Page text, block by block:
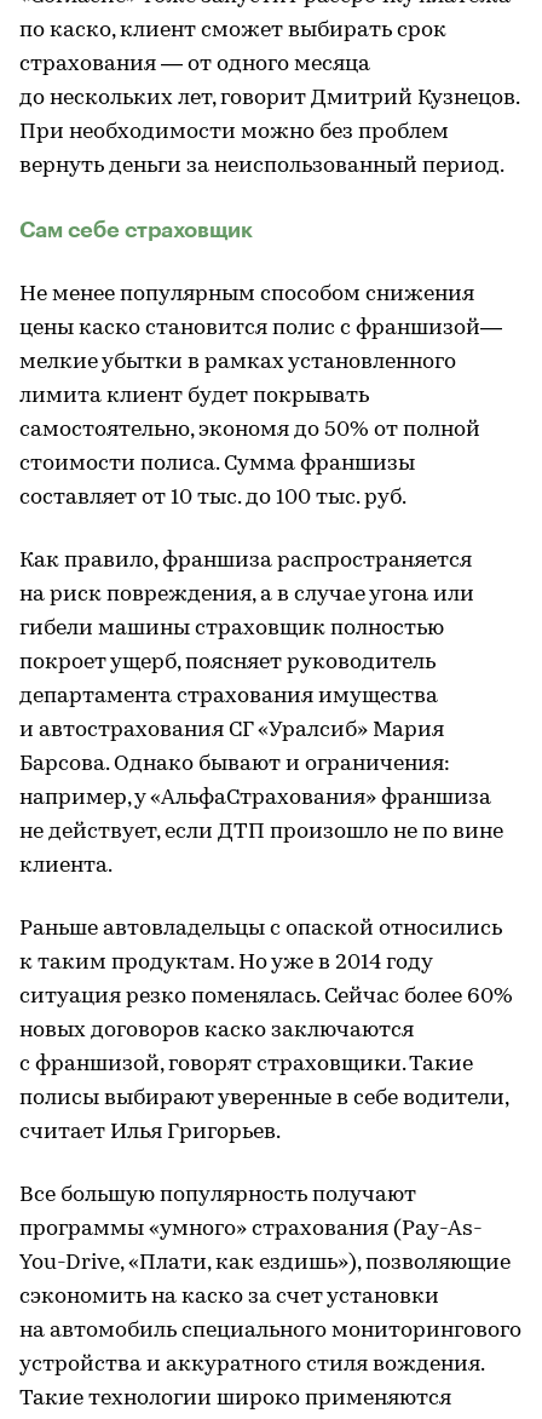
по каско, клиент сможет выбирать срок
страхования — от одного месяца
до нескольких лет, говорит Дмитрий Кузнецов.
При необходимости можно без проблем
вернуть деньги за неиспользованный период.
Сам себе страховщик
Не менее популярным способом снижения
цены каско становится полис с франшизой—
мелкие убытки в рамках установленного
лимита клиент будет покрывать
самостоятельно, экономя до 50% от полной
стоимости полиса. Сумма франшизы
составляет от 10 тыс. до 100 тыс. руб.
Как правило, франшиза распространяется
на риск повреждения, а в случае угона или
гибели машины страховщик полностью
покроет ущерб, поясняет руководитель
департамента страхования имущества
и автострахования СГ «Уралсиб» Мария
Барсова. Однако бывают и ограничения:
например, у «АльфаСтрахования» франшиза
не действует, если ДТП произошло не по вине
клиента.
Раньше автовладельцы с опаской относились
к таким продуктам. Но уже в 2014 году
ситуация резко поменялась. Сейчас более 60%
новых договоров каско заключаются
с франшизой, говорят страховщики. Такие
полисы выбирают уверенные в себе водители,
считает Илья Григорьев.
Все большую популярность получают
программы «умного» страхования (Pay-As-
You-Drive, «Плати, как ездишь»), позволяющие
сэкономить на каско за счет установки
на автомобиль специального мониторингового
устройства и аккуратного стиля вождения.
Такие технологии широко применяются